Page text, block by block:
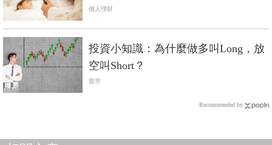
有買保險與買夠保險結果大不同
個人理財
投資小知識：為什麼做多叫Long，放
空叫Short？
股市
Recommended by